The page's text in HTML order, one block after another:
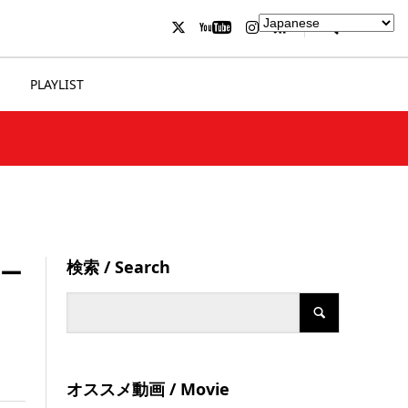
PLAYLIST
検索 / Search
オススメ動画 / Movie